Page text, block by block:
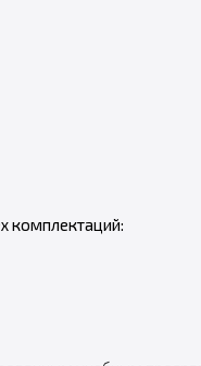
комплектаций: